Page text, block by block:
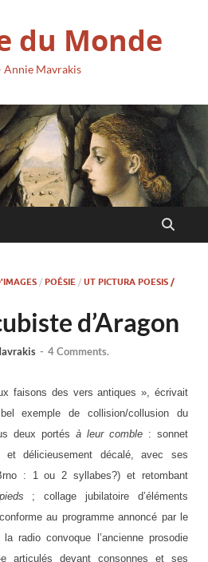
du Monde
Annie Mavrakis
/ POÉSIE / UT PICTURA POESIS /
d’Aragon
- 4 Comments.
faisons des vers antiques », écrivait
exemple de collision/collusion du
deux portés à leur comble : sonnet
délicieusement décalé, avec ses
: 1 ou 2 syllabes?) et retombant
; collage jubilatoire d’éléments
au programme annoncé par le
radio convoque l’ancienne prosodie
articulés devant consonnes et ses